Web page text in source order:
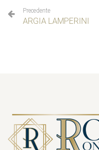
Precedente
ARGIA LAMPERINI